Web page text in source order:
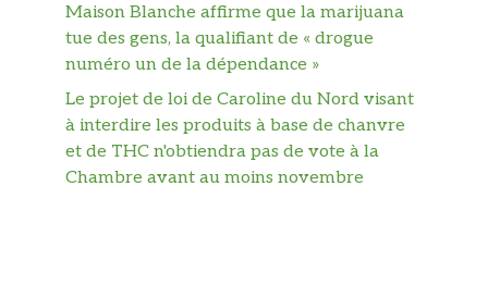
Maison Blanche affirme que la marijuana
tue des gens, la qualifiant de « drogue
numéro un de la dépendance »
Le projet de loi de Caroline du Nord visant
à interdire les produits à base de chanvre
et de THC n'obtiendra pas de vote à la
Chambre avant au moins novembre